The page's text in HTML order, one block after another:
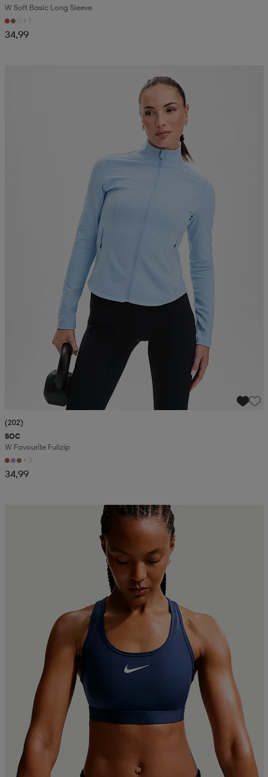
W Soft Basic Long Sleeve
+1
34,99
(202)
SOC
W Favourite Fullzip
+3
34,99